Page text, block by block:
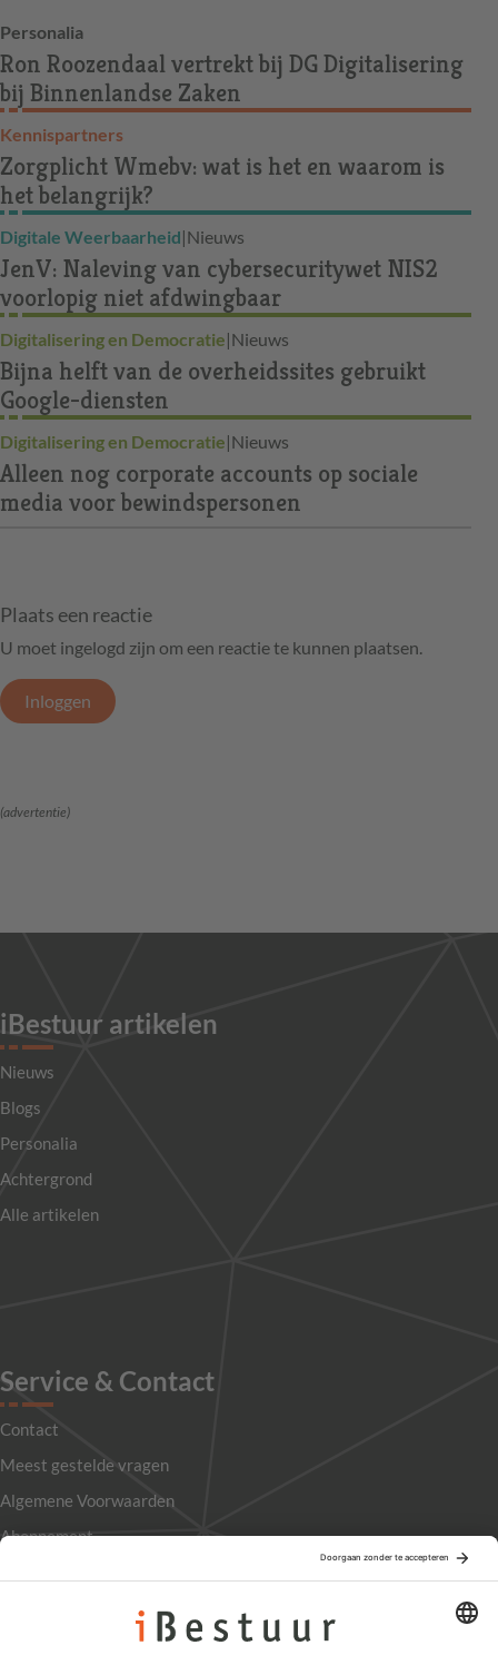
Personalia
Ron Roozendaal vertrekt bij DG Digitalisering
bij Binnenlandse Zaken
Kennispartners
Zorgplicht Wmebv: wat is het en waarom is
het belangrijk?
Digitale Weerbaarheid|Nieuws
JenV: Naleving van cybersecuritywet NIS2
voorlopig niet afdwingbaar
Digitalisering en Democratie|Nieuws
Bijna helft van de overheidssites gebruikt
Google-diensten
Digitalisering en Democratie|Nieuws
Alleen nog corporate accounts op sociale
media voor bewindspersonen
Plaats een reactie
U moet ingelogd zijn om een reactie te kunnen plaatsen.
Inloggen
(advertentie)
iBestuur artikelen
Nieuws
Blogs
Personalia
Achtergrond
Alle artikelen
Service & Contact
Contact
Meest gestelde vragen
Algemene Voorwaarden
Abonnement